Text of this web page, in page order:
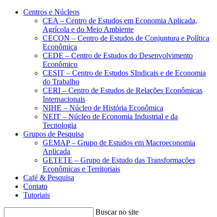
Conteúdo principal Menu principal
Centros e Núcleos
CEA – Centro de Estudos em Economia Aplicada,
Agrícola e do Meio Ambiente
CECON – Centro de Estudos de Conjuntura e Política
Econômica
CEDE – Centro de Estudos do Desenvolvimento
Econômico
CESIT – Centro de Estudos SIndicais e de Economia
do Trabalho
CERI – Centro de Estudos de Relações Econômicas
Internacionais
NIHE – Núcleo de História Econômica
NEIT – Núcleo de Economia Industrial e da
Tecnologia
Grupos de Pesquisa
GEMAP – Grupo de Estudos em Macroeconomia
Aplicada
GETETE – Grupo de Estudo das Transformações
Econômicas e Territoriais
Café & Pesquisa
Contato
Tutoriais
Buscar no site